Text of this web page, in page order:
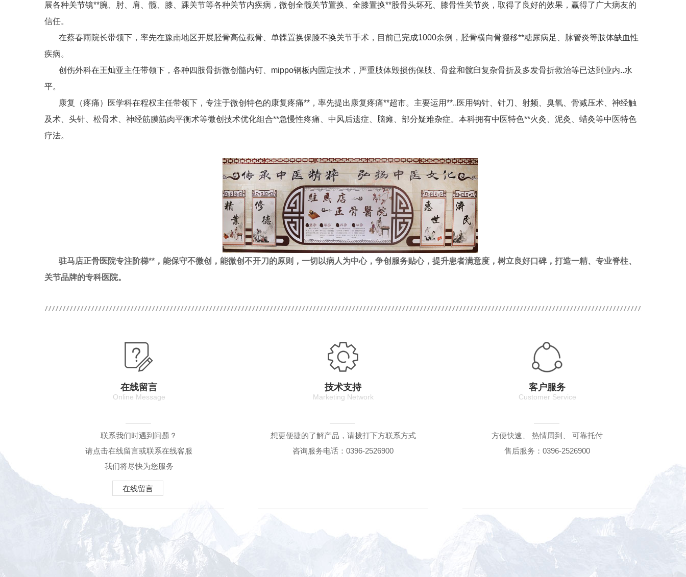
展各种关节镜**腕、肘、肩、髋、膝、踝关节等各种关节内疾病，微创全髋关节置换、全膝置换**股骨头坏死、膝骨性关节炎，取得了良好的效果，赢得了广大病友的
信任。
在蔡春雨院长带领下，率先在豫南地区开展胫骨高位截骨、单髁置换保膝不换关节手术，目前已完成1000余例，胫骨横向骨搬移**糖尿病足、脉管炎等肢体缺血性
疾病。
创伤外科在王灿亚主任带领下，各种四肢骨折微创髓内钉、 mippo钢板内固定技术，严重肢体毁损伤保肢、骨盆和髋臼复杂骨折及多发骨折救治等已达到业内..水
平。
康复（疼痛）医学科在程权主任带领下，专注于微创特色的康复疼痛**，率先提出康复疼痛**超市。主要运用**..医用钩针、针刀、射频、臭氧、骨减压术、神经触
及术、头针、松骨术、神经筋膜筋肉平衡术等微创技术优化组合**急慢性疼痛、中风后遗症、脑瘫、部分疑难杂症。本科拥有中医特色**火灸、泥灸、蜡灸等中医特色
疗法。
驻马店正骨医院专注阶梯**，能保守不微创，能微创不开刀的原则，一切以病人为中心，争创服务贴心，提升患者满意度，树立良好口碑，打造一精、专业脊柱、
关节品牌的专科医院。
在线留言
Online Message
联系我们时遇到问题？
请点击在线留言或联系在线客服
我们将尽快为您服务
在线留言
技术支持
Marketing Network
想更便捷的了解产品，请拨打下方联系方式
咨询服务电话：0396-2526900
客户服务
Customer Service
方便快速、 热情周到、 可靠托付
售后服务：0396-2526900